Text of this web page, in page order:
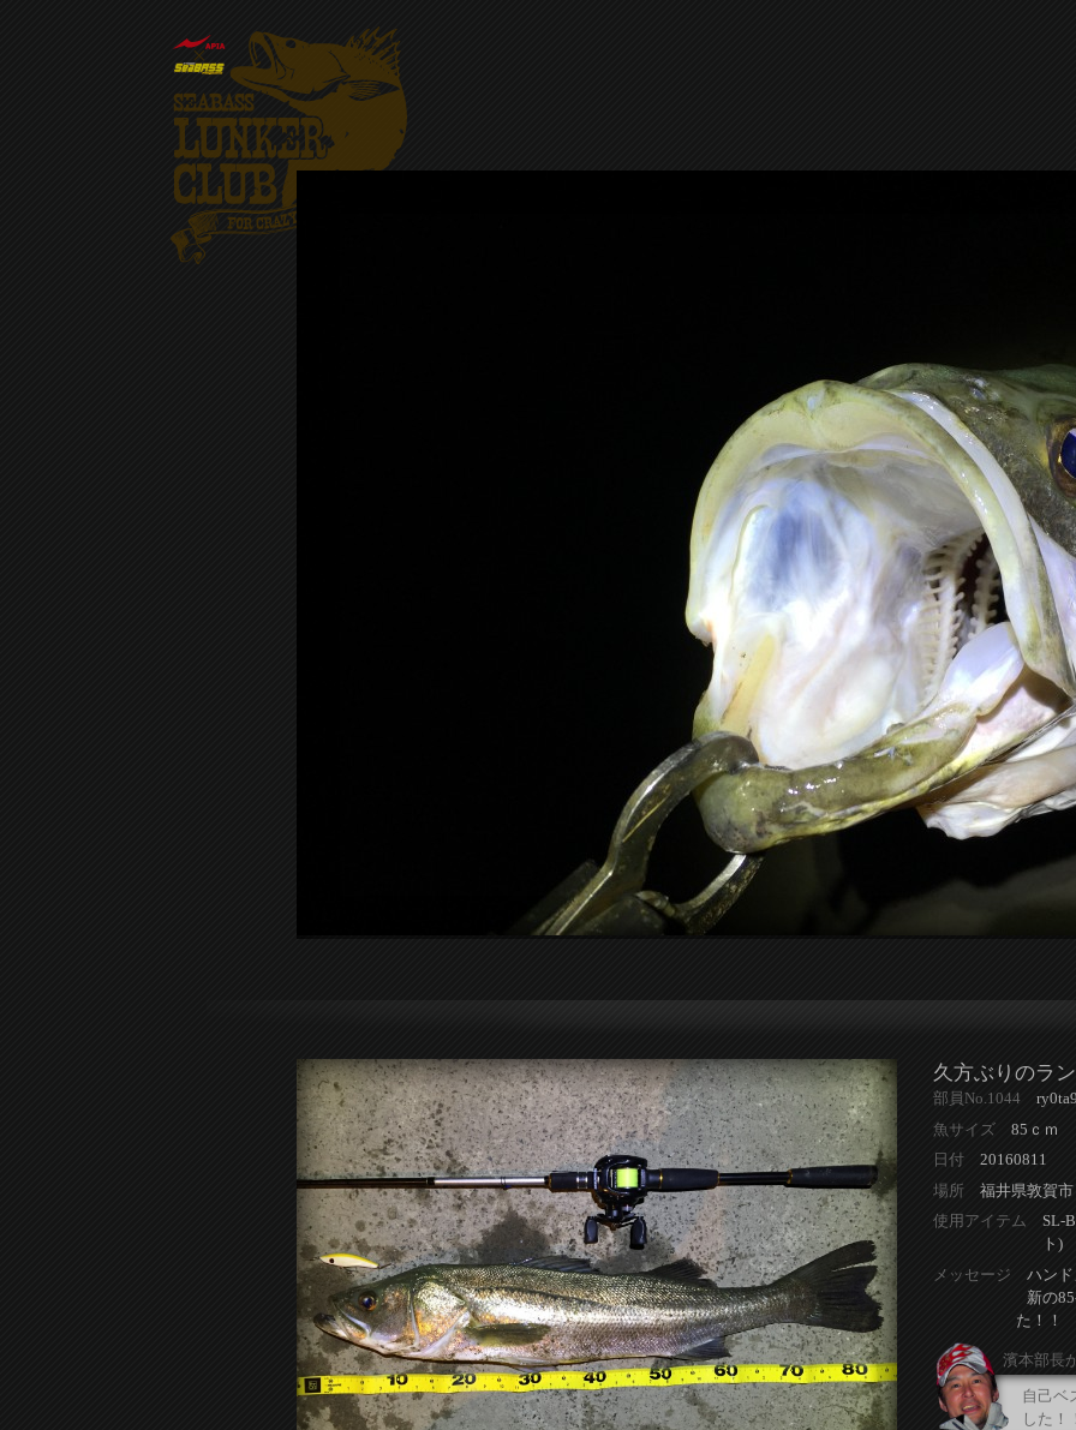
久方ぶりのラ
部員No.1044
魚サイズ
85ｃｍ
日付
20160811
場所
福井県敦賀市
使用アイテム
SL-
ト)
メッセージ
ハン
新の
た！！
濱本部長
自己ベ
した！